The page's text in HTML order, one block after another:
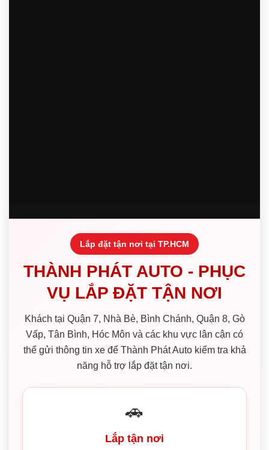
Lắp đặt tận nơi tại TP.HCM
THÀNH PHÁT AUTO - PHỤC
VỤ LẮP ĐẶT TẬN NƠI
Khách tại Quận 7, Nhà Bè, Bình Chánh, Quận 8, Gò
Vấp, Tân Bình, Hóc Môn và các khu vực lân cận có
thể gửi thông tin xe để Thành Phát Auto kiểm tra khả
năng hỗ trợ lắp đặt tận nơi.
🚗
Lắp tận nơi